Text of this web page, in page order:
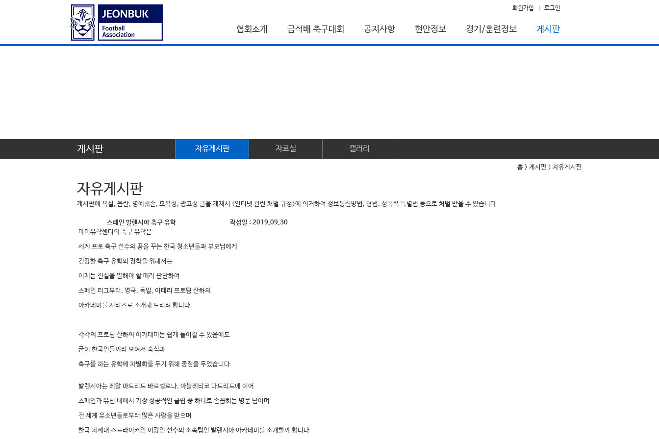
회원가입 로그인
협회소개 금석배 축구대회 공지사항 현안정보 경기/훈련정보 게시판
게시판 자유게시판 자료실 갤러리
홈 > 게시판 > 자유게시판
자유게시판
게시판에 욕설, 음란, 명예훼손, 모욕성, 광고성 글을 게재시 <인터넷 관련 처벌 규정>에 의거하여 정보통신망법, 형법, 성폭력 특별법 등으로 처벌 받을 수 있습니다
스페인 발렌시아 축구 유학 작성일 : 2019.09.30
마미유학센터의 축구 유학은
세계 프로 축구 선수의 꿈을 꾸는 한국 청소년들과 부모님에게
건강한 축구 유학의 정착을 위해서는
이제는 진실을 말해야 할 때라 판단하여
스페인 리그부터, 영국, 독일, 이태리 프로팀 산하의
아카데미를 시리즈로 소개해 드리려 합니다.
각각의 프로팀 산하의 아카데미는 쉽게 들어갈 수 있음에도
굳이 한국인들끼리 모여서 숙식과
축구를 하는 유학에 차별화를 두기 위해 중점을 두었습니다.
발렌시아는 레알 마드리드 바르셀로나, 아틀레티코 마드리드에 이어
스페인과 유럽 내에서 가장 성공적인 클럽 중 하나로 손꼽히는 명문 팀이며
전 세계 유소년들로부터 많은 사랑을 받으며
한국 차세대 스트라이커인 이강인 선수의 소속팀인 발렌시아 아카데미를 소개할까 합니다.